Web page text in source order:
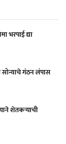
भरपाई द्या
गंठन लंपास
शेतकऱ्याची